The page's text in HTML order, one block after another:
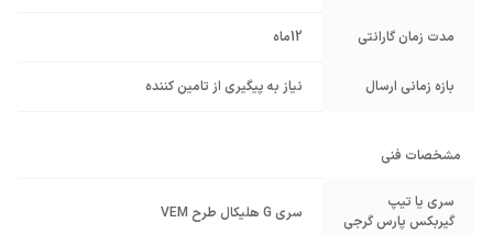
مدت زمان گارانتی 12ماه
بازه زمانی ارسال نیاز به پیگیری از تامین کننده
مشخصات فنی
سری یا تیپ
گیربکس پارس گرجی
سری G هلیکال طرح VEM